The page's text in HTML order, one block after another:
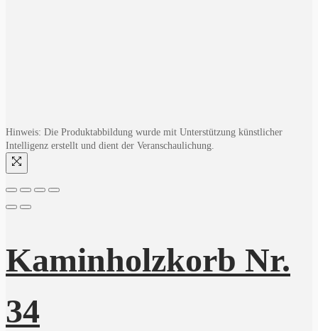
Hinweis: Die Produktabbildung wurde mit Unterstützung künstlicher
Intelligenz erstellt und dient der Veranschaulichung.
Kaminholzkorb Nr.
34